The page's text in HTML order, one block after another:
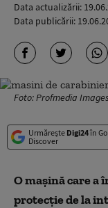
Data actualizării:
Data publicării:
Foto: Profmedia Images
Urmărește Digi24în
Discover
O mașină care a
protecție de la